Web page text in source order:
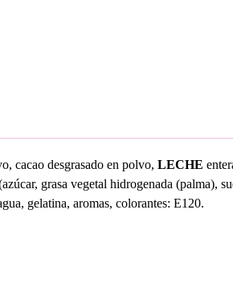
cacao desgrasado en polvo,LECHE
grasa vegetal hidrogenada (palma),
gelatina, aromas, colorantes: E120.